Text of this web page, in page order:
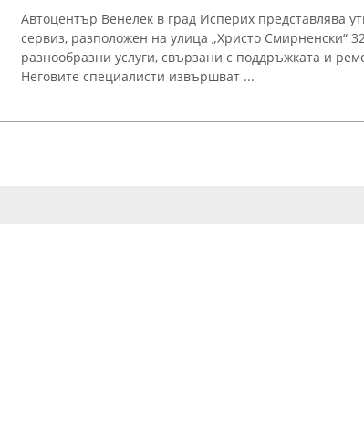
Автоцентър Венелек в град Исперих представлява
сервиз, разположен на улица „Христо Смирненски“
разнообразни услуги, свързани с поддръжката и
Неговите специалисти извършват ...